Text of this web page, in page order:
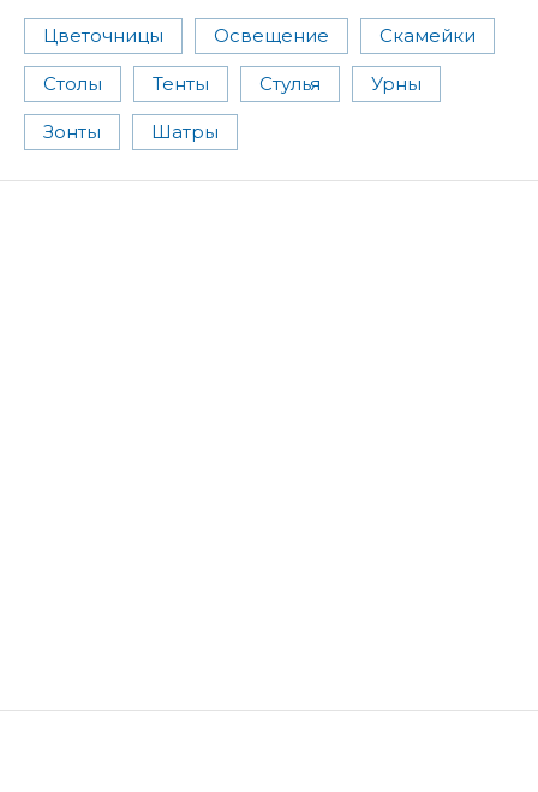
Цветочницы Освещение Скамейки
Столы Тенты Стулья Урны
Зонты Шатры